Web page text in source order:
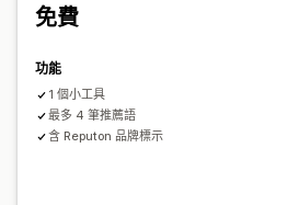
互動追蹤
免費
功能
1 個小工具
最多 4 筆推薦語
含 Reputon 品牌標示